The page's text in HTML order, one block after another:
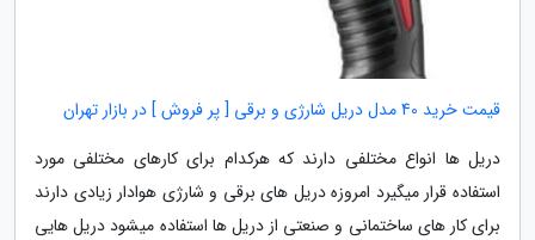
قیمت خرید 40 مدل دریل شارژی و برقی [ پر فروش ] در بازار تهران
دریل ها انواع مختلفی دارند که هرکدام برای کارهای مختلفی مورد
استفاده قرار میگیرد امروزه دریل های برقی و شارژی هوادار زیادی دارند
برای کار های ساختمانی و صنعتی از دریل ها استفاده میشود دریل هایی